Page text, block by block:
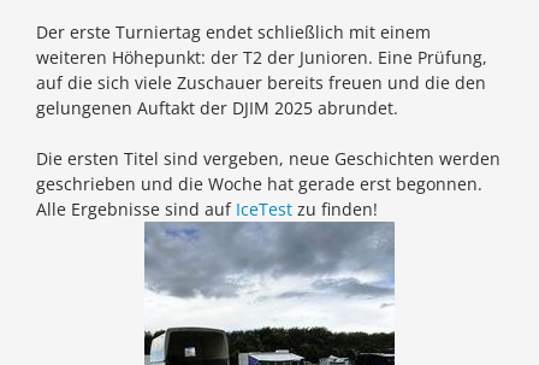
Der erste Turniertag endet schließlich mit einem
weiteren Höhepunkt: der T2 der Junioren. Eine Prüfung,
auf die sich viele Zuschauer bereits freuen und die den
gelungenen Auftakt der DJIM 2025 abrundet.
Die ersten Titel sind vergeben, neue Geschichten werden
geschrieben und die Woche hat gerade erst begonnen.
Alle Ergebnisse sind auf IceTest zu finden!